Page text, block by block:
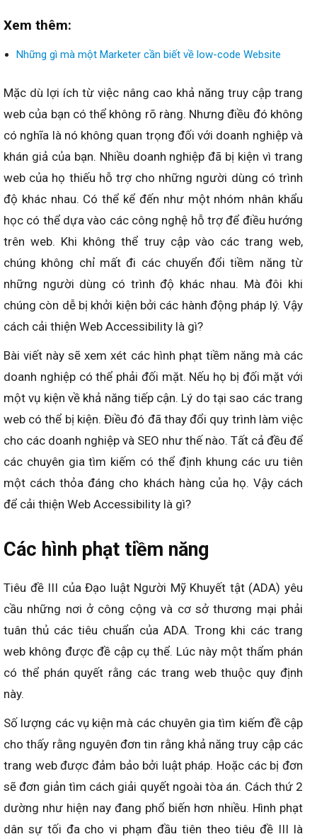
Xem thêm:
Những gì mà một Marketer cần biết về low-code Website
Mặc dù lợi ích từ việc nâng cao khả năng truy cập trang
web của bạn có thể không rõ ràng. Nhưng điều đó không
có nghĩa là nó không quan trọng đối với doanh nghiệp và
khán giả của bạn. Nhiều doanh nghiệp đã bị kiện vì trang
web của họ thiếu hỗ trợ cho những người dùng có trình
độ khác nhau. Có thể kể đến như một nhóm nhân khẩu
học có thể dựa vào các công nghệ hỗ trợ để điều hướng
trên web. Khi không thể truy cập vào các trang web,
chúng không chỉ mất đi các chuyển đổi tiềm năng từ
những người dùng có trình độ khác nhau. Mà đôi khi
chúng còn dễ bị khởi kiện bởi các hành động pháp lý. Vậy
cách cải thiện Web Accessibility là gì?
Bài viết này sẽ xem xét các hình phạt tiềm năng mà các
doanh nghiệp có thể phải đối mặt. Nếu họ bị đối mặt với
một vụ kiện về khả năng tiếp cận. Lý do tại sao các trang
web có thể bị kiện. Điều đó đã thay đổi quy trình làm việc
cho các doanh nghiệp và SEO như thế nào. Tất cả đều để
các chuyên gia tìm kiếm có thể định khung các ưu tiên
một cách thỏa đáng cho khách hàng của họ. Vậy cách
để cải thiện Web Accessibility là gì?
Các hình phạt tiềm năng
Tiêu đề III của Đạo luật Người Mỹ Khuyết tật (ADA) yêu
cầu những nơi ở công cộng và cơ sở thương mại phải
tuân thủ các tiêu chuẩn của ADA. Trong khi các trang
web không được đề cập cụ thể. Lúc này một thẩm phán
có thể phán quyết rằng các trang web thuộc quy định
này.
Số lượng các vụ kiện mà các chuyên gia tìm kiếm đề cập
cho thấy rằng nguyên đơn tin rằng khả năng truy cập các
trang web được đảm bảo bởi luật pháp. Hoặc các bị đơn
sẽ đơn giản tìm cách giải quyết ngoài tòa án. Cách thứ 2
dường như hiện nay đang phổ biến hơn nhiều. Hình phạt
dân sự tối đa cho vi phạm đầu tiên theo tiêu đề III là